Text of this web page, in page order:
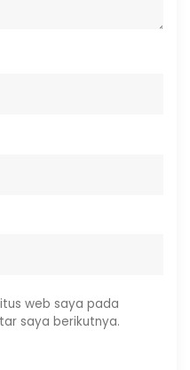
web saya pada
saya berikutnya.